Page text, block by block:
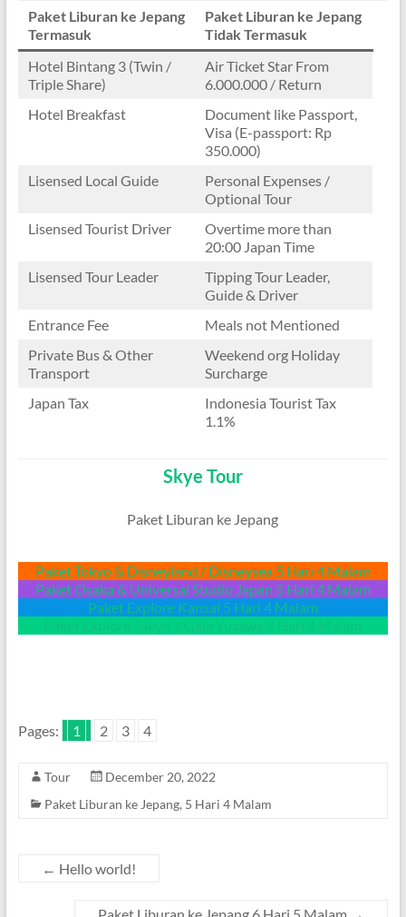
Paket Liburan ke Jepang
Termasuk
Paket Liburan ke Jepang
Tidak Termasuk
Hotel Bintang 3 (Twin /
Triple Share)
Air Ticket Star From
6.000.000 / Return
Hotel Breakfast
Document like Passport,
Visa (E-passport: Rp
350.000)
Lisensed Local Guide
Personal Expenses /
Optional Tour
Lisensed Tourist Driver
Overtime more than
20:00 Japan Time
Lisensed Tour Leader
Tipping Tour Leader,
Guide & Driver
Entrance Fee
Meals not Mentioned
Private Bus & Other
Transport
Weekend org Holiday
Surcharge
Japan Tax
Indonesia Tourist Tax
1.1%
Skye Tour
Paket Liburan ke Jepang
Paket Tokyo & Disneyland / Disneysea 5 Hari 4 Malam
Paket Osaka & Universal Studio Japan 5 Hari 4 Malam
Paket Explore Kansai 5 Hari 4 Malam
Pages: 1 2 3 4
Tour
December 20, 2022
Paket Liburan ke Jepang, 5 Hari 4 Malam
← Hello world!